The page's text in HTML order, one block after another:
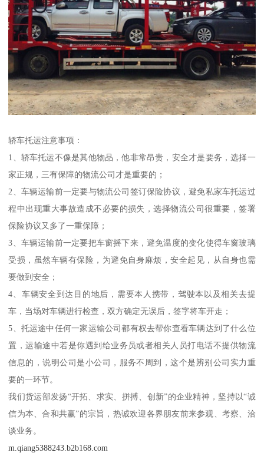
轿车托运注意事项：
1、轿车托运不像是其他物品，他非常昂贵，安全才是要务，选择一
家正规，三有保障的物流公司才是重要的；
2、车辆运输前一定要与物流公司签订保险协议，避免私家车托运过
程中出现重大事故造成不必要的损失，选择物流公司很重要，签署
保险协议又多了一重保障；
3、车辆运输前一定要把车窗摇下来，避免温度的变化使得车窗玻璃
受损，虽然车辆有保险，为避免自身麻烦，安全起见，从自身也需
要做到安全；
4、车辆安全到达目的地后，需要本人携带，驾驶本以及相关去提
车，当场对车辆进行检查，双方确定无误后，签字将车开走；
5、托运途中任何一家运输公司都有权去帮你查看车辆达到了什么位
置，运输途中若是你遇到给业务员或者相关人员打电话不提供物流
信息的，说明公司是小公司，服务不周到，这个是辨别公司实力重
要的一环节。
我们货运部发扬“开拓、求实、拼搏、创新”的企业精神，坚持以“诚
信为本、合和共赢”的宗旨，热诚欢迎各界朋友前来参观、考察、洽
谈业务。
m.qiang5388243.b2b168.com